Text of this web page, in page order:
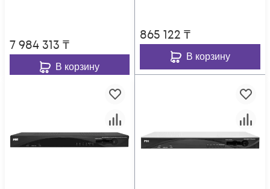
7 984 313 ₸
В корзину
865 122 ₸
В корзину